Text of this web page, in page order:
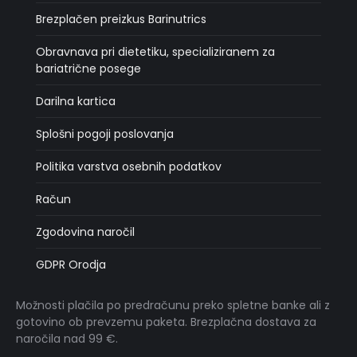
Brezplačen preizkus Barinutrics
Obravnava pri dietetiku, specializiranem za
bariatrične posege
Darilna kartica
Splošni pogoji poslovanja
Politika varstva osebnih podatkov
Račun
Zgodovina naročil
GDPR Orodja
Možnosti plačila po predračunu preko spletne banke ali z
gotovino ob prevzemu paketa. Brezplačna dostava za
naročila nad 99 €.